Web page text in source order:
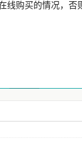
购买的情况，否